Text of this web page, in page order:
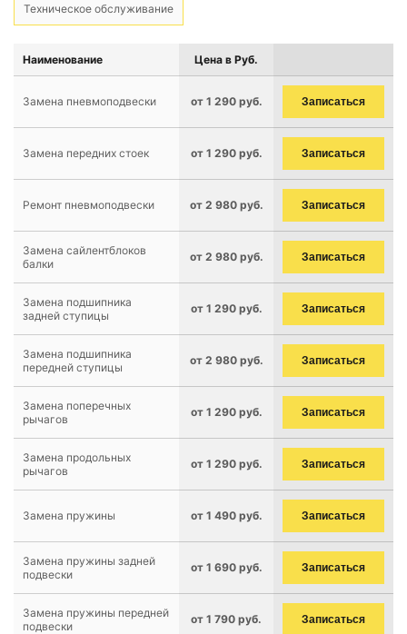
Техническое обслуживание
Наименование Цена в Руб.
Замена пневмоподвески от 1 290 руб. Записаться
Замена передних стоек от 1 290 руб. Записаться
Ремонт пневмоподвески от 2 980 руб. Записаться
Замена сайлентблоков
балки
от 2 980 руб. Записаться
Замена подшипника
задней ступицы
от 1 290 руб. Записаться
Замена подшипника
передней ступицы
от 2 980 руб. Записаться
Замена поперечных
рычагов
от 1 290 руб. Записаться
Замена продольных
рычагов
от 1 290 руб. Записаться
Замена пружины от 1 490 руб. Записаться
Замена пружины задней
подвески
от 1 690 руб. Записаться
Замена пружины передней
подвески
от 1 790 руб. Записаться